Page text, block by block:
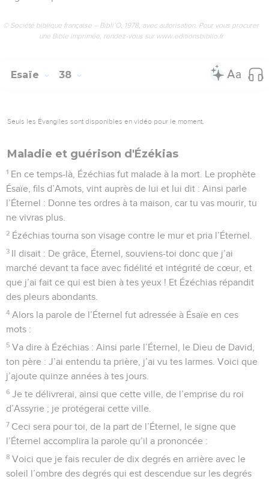
© Société biblique française – Bibli’O, 1978, avec autorisation. Pour vous procurer
une Bible imprimée, rendez-vous sur www.editionsbiblio.fr
Esaïe 38
Seuls les Évangiles sont disponibles en vidéo pour le moment.
Maladie et guérison d'Ézékias
1 En ce temps-là, Ézéchias fut malade à la mort. Le prophète
Ésaïe, fils d’Amots, vint auprès de lui et lui dit : Ainsi parle
l’Éternel : Donne tes ordres à ta maison, car tu vas mourir, tu
ne vivras plus.
2 Ézéchias tourna son visage contre le mur et pria l’Éternel.
3 Il disait : De grâce, Éternel, souviens-toi donc que j’ai
marché devant ta face avec fidélité et intégrité de cœur, et
que j’ai fait ce qui est bien à tes yeux ! Et Ézéchias répandit
des pleurs abondants.
4 Alors la parole de l’Éternel fut adressée à Ésaïe en ces
mots :
5 Va dire à Ézéchias : Ainsi parle l’Éternel, le Dieu de David,
ton père : J’ai entendu ta prière, j’ai vu tes larmes. Voici que
j’ajoute quinze années à tes jours.
6 Je te délivrerai, ainsi que cette ville, de l’emprise du roi
d’Assyrie ; je protégerai cette ville.
7 Ceci sera pour toi, de la part de l’Éternel, le signe que
l’Éternel accomplira la parole qu’il a prononcée :
8 Voici que je fais reculer de dix degrés en arrière avec le
soleil l’ombre des degrés qui est descendue sur les degrés